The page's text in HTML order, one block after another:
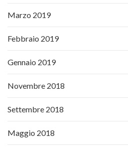
Marzo 2019
Febbraio 2019
Gennaio 2019
Novembre 2018
Settembre 2018
Maggio 2018